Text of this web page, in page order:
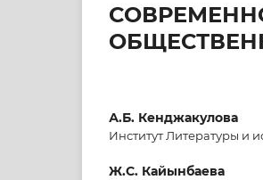
А.Б. Кенджакулова
Институт Литературы и
Ж.С. Кайынбаева